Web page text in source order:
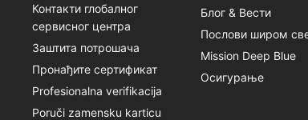
Контакти глобалног
сервисног центра
Заштита потрошача
Пронађите сертификат
Profesionalna verifikacija
Poruči zamensku karticu
Блог & Вести
Послови широм
Mission Deep Blue
Осигурање